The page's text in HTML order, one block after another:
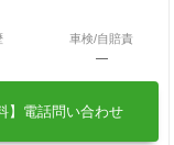
車検/自賠責
―
】電話問い合わせ